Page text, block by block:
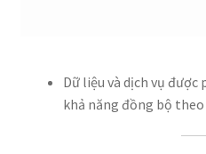
Dữ liệu và dịch vụ được
khả năng đồng bộ